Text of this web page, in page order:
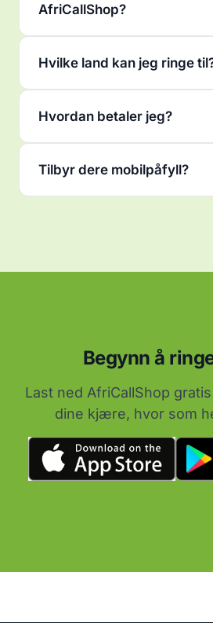
AfriCallShop?
Hvilke land kan jeg ringe
Hvordan betaler jeg?
Tilbyr dere mobilpåfyll?
Begynn å
Last ned AfriCallShop
dine kjære, hvor som